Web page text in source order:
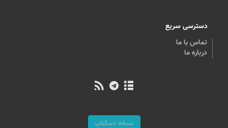
دسترسی سریع
تماس با ما
درباره ما
نسخه دسکتاپ